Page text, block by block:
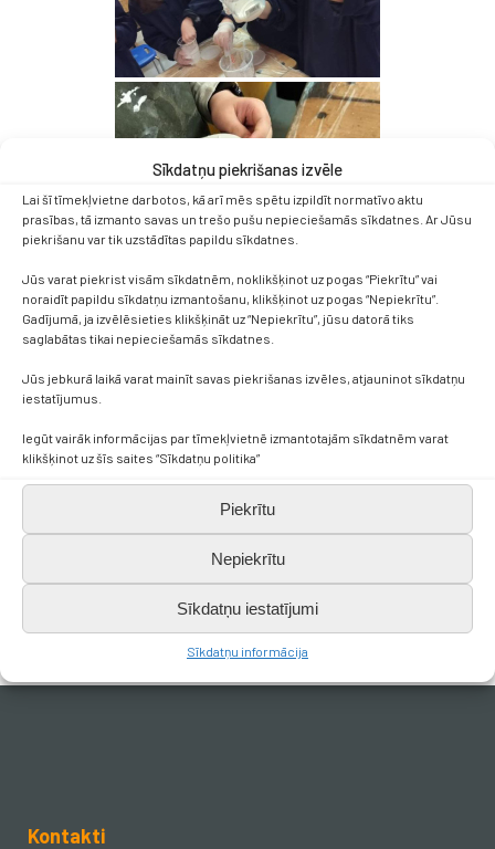
Sīkdatņu piekrišanas izvēle
Lai šī tīmekļvietne darbotos, kā arī mēs spētu izpildīt normatīvo aktu
prasības, tā izmanto savas un trešo pušu nepieciešamās sīkdatnes. Ar Jūsu
piekrišanu var tik uzstādītas papildu sīkdatnes.
Jūs varat piekrist visām sīkdatnēm, noklikšķinot uz pogas “Piekrītu” vai
noraidīt papildu sīkdatņu izmantošanu, klikšķinot uz pogas “Nepiekrītu”.
Gadījumā, ja izvēlēsieties klikšķināt uz “Nepiekrītu”, jūsu datorā tiks
saglabātas tikai nepieciešamās sīkdatnes.
Jūs jebkurā laikā varat mainīt savas piekrišanas izvēles, atjauninot sīkdatņu
iestatījumus.
Iegūt vairāk informācijas par tīmekļvietnē izmantotajām sīkdatnēm varat
klikšķinot uz šīs saites “Sīkdatņu politika”
Piekrītu
Nepiekrītu
Sīkdatņu iestatījumi
Sīkdatņu informācija
Kontakti